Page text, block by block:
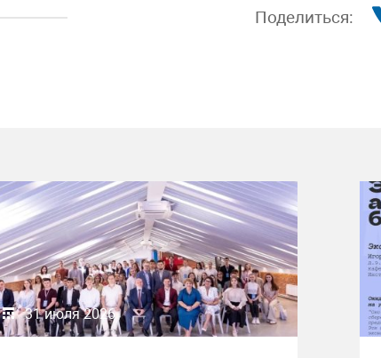
Поделиться:
31 июля 2026